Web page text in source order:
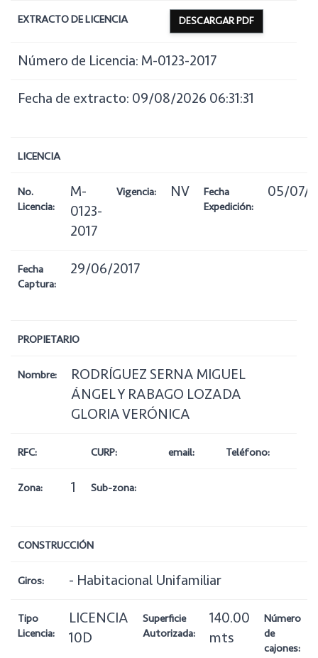
EXTRACTO DE LICENCIA DESCARGAR PDF
Número de Licencia: M-0123-2017
Fecha de extracto: 09/08/2026 06:31:31
LICENCIA
No.
Licencia:
M-
0123-
2017
Vigencia: NV
Fecha
Expedición:
05/07/
Fecha
Captura:
29/06/2017
PROPIETARIO
Nombre:
RODRÍGUEZ SERNA MIGUEL
ÁNGEL Y RABAGO LOZADA
GLORIA VERÓNICA
RFC: CURP: email: Teléfono:
Zona: 1 Sub-zona:
CONSTRUCCIÓN
Giros: - Habitacional Unifamiliar
Tipo
Licencia:
LICENCIA
10D
Superficie
Autorizada:
140.00
mts
Número
de
cajones: